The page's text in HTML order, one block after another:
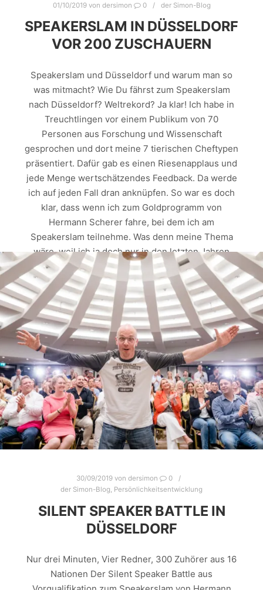
01/10/2019von dersimon 0 der Simon-Blog
SPEAKERSLAM IN DÜSSELDORF
VOR 200 ZUSCHAUERN
Speakerslam und Düsseldorf und warum man so
was mitmacht? Wie Du fährst zum Speakerslam
nach Düsseldorf? Weltrekord? Ja klar! Ich habe in
Treuchtlingen vor einem Publikum von 70
Personen aus Forschung und Wissenschaft
gesprochen und dort meine 7 tierischen Cheftypen
präsentiert. Dafür gab es einen Riesenapplaus und
jede Menge wertschätzendes Feedback. Da werde
ich auf jeden Fall dran anknüpfen. So war es doch
klar, dass wenn ich zum Goldprogramm von
Hermann Scherer fahre, bei dem ich am
Speakerslam teilnehme. Was denn meine Thema
wäre, weil ich ja doch nur in den letzten Jahren
einen Kletterwald geleitet hätte. Das ist doch alles
Freizeit… Diese Fragen wurden mir wirklich
gestellt, man kann es kaum glauben. Aber ganz
ehrlich? Ich bin zu weit gekommen, dass ich jetzt
den Schwanz einziehe. Ich antworte folgendes:
Vom aktiv Arbeitssuchenden zum Unternehmer, der
im ersten Jahr, fast eine halb Millionen Euro Umsatz
gemacht hat Business-Start-Upper, da gab es…
Weiterlesen
30/09/2019 von dersimon
0
der Simon-Blog, Persönlichkeitsentwicklung
SILENT SPEAKER BATTLE IN
DÜSSELDORF
Nur drei Minuten, Vier Redner, 300 Zuhörer aus 16
Nationen Der Silent Speaker Battle aus